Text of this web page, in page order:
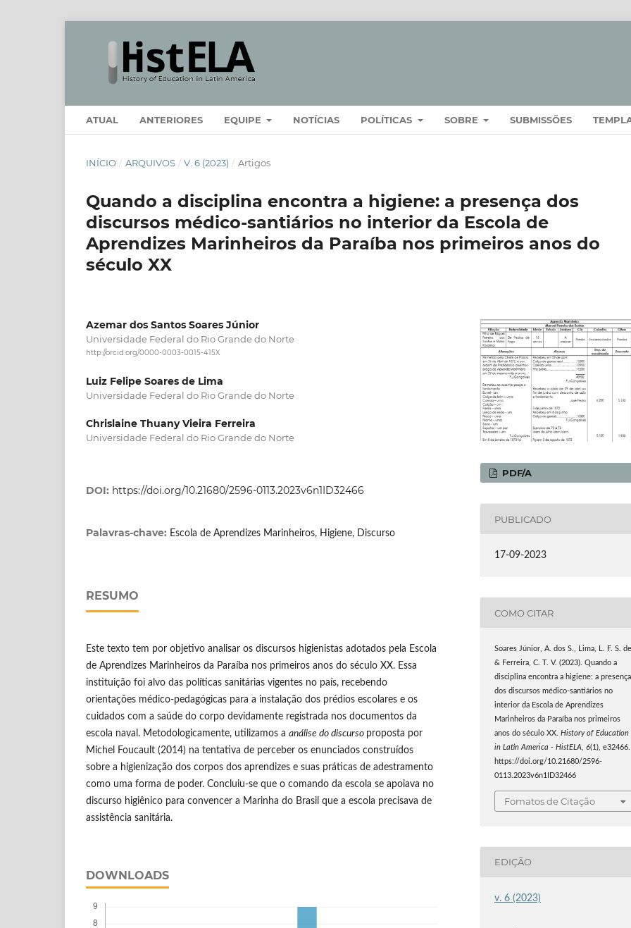
ATUAL ANTERIORES EQUIPE NOTÍCIAS POLÍTICAS SOBRE SUBMISSÕES
INÍCIO / ARQUIVOS / V. 6 (2023) / Artigos
Quando a disciplina encontra a higiene: a presença dos
discursos médico-santiários no interior da Escola de
Aprendizes Marinheiros da Paraíba nos primeiros anos do
século XX
Azemar dos Santos Soares Júnior
Universidade Federal do Rio Grande do Norte
http://orcid.org/0000-0003-0015-415X
Luiz Felipe Soares de Lima
Universidade Federal do Rio Grande do Norte
Chrislaine Thuany Vieira Ferreira
Universidade Federal do Rio Grande do Norte
DOI: https://doi.org/10.21680/2596-0113.2023v6n1ID32466
Palavras-chave: Escola de Aprendizes Marinheiros, Higiene, Discurso
RESUMO
Este texto tem por objetivo analisar os discursos higienistas adotados pela Escola
de Aprendizes Marinheiros da Paraíba nos primeiros anos do século XX. Essa
instituição foi alvo das políticas sanitárias vigentes no país, recebendo
orientações médico-pedagógicas para a instalação dos prédios escolares e os
cuidados com a saúde do corpo devidamente registrada nos documentos da
escola naval. Metodologicamente, utilizamos a análise do discurso proposta por
Michel Foucault (2014) na tentativa de perceber os enunciados construídos
sobre a higienização dos corpos dos aprendizes e suas práticas de adestramento
como uma forma de poder. Concluiu-se que o comando da escola se apoiava no
discurso higiênico para convencer a Marinha do Brasil que a escola precisava de
assistência sanitária.
DOWNLOADS
PDF/A
PUBLICADO
17-09-2023
COMO CITAR
Soares Júnior, A. dos S., Lima, L. F. S.
& Ferreira, C. T. V. (2023). Quando a
disciplina encontra a higiene: a presença
dos discursos médico-santiários no
interior da Escola de Aprendizes
Marinheiros da Paraíba nos primeiros
anos do século XX.History of Education
in Latin America - HistELA,6(1), e32466.
https://doi.org/10.21680/2596-
0113.2023v6n1ID32466
Fomatos de Citação
EDIÇÃO
v. 6 (2023)